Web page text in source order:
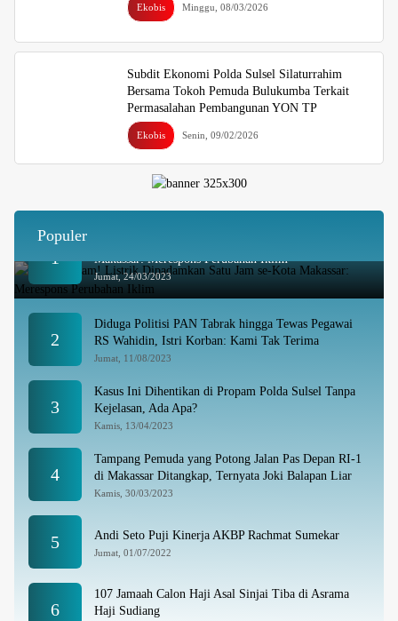
Ekobis Minggu, 08/03/2026
Subdit Ekonomi Polda Sulsel Silaturrahim
Bersama Tokoh Pemuda Bulukumba Terkait
Permasalahan Pembangunan YON TP
Ekobis Senin, 09/02/2026
Populer
1
Makassar: Merespons Perubahan Iklim
Jumat, 24/03/2023
2
Diduga Politisi PAN Tabrak hingga Tewas Pegawai
RS Wahidin, Istri Korban: Kami Tak Terima
Jumat, 11/08/2023
3
Kasus Ini Dihentikan di Propam Polda Sulsel Tanpa
Kejelasan, Ada Apa?
Kamis, 13/04/2023
4
Tampang Pemuda yang Potong Jalan Pas Depan RI-1
di Makassar Ditangkap, Ternyata Joki Balapan Liar
Kamis, 30/03/2023
5 Andi Seto Puji Kinerja AKBP Rachmat Sumekar
Jumat, 01/07/2022
6
107 Jamaah Calon Haji Asal Sinjai Tiba di Asrama
Haji Sudiang